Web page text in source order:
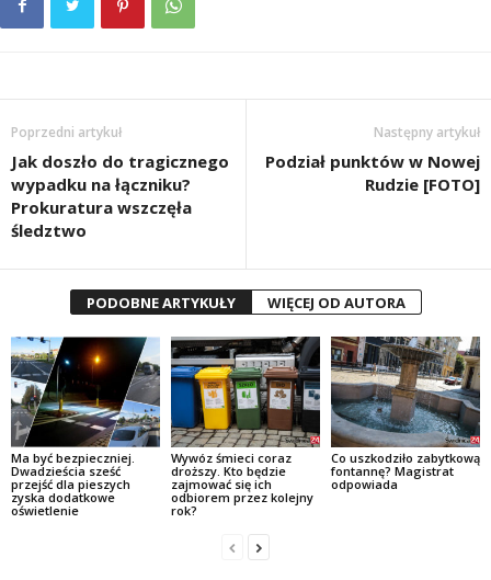
Poprzedni artykuł
Jak doszło do tragicznego
wypadku na łączniku?
Prokuratura wszczęła
śledztwo
Następny artykuł
Podział punktów w Nowej
Rudzie [FOTO]
PODOBNE ARTYKUŁY WIĘCEJ OD AUTORA
Ma być bezpieczniej.
Dwadzieścia sześć
przejść dla pieszych
zyska dodatkowe
oświetlenie
Wywóz śmieci coraz
droższy. Kto będzie
zajmować się ich
odbiorem przez kolejny
rok?
Co uszkodziło zabytkową
fontannę? Magistrat
odpowiada